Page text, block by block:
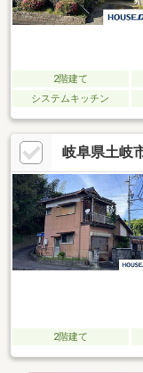
2階建て
システムキッチン
岐阜県土岐
2階建て